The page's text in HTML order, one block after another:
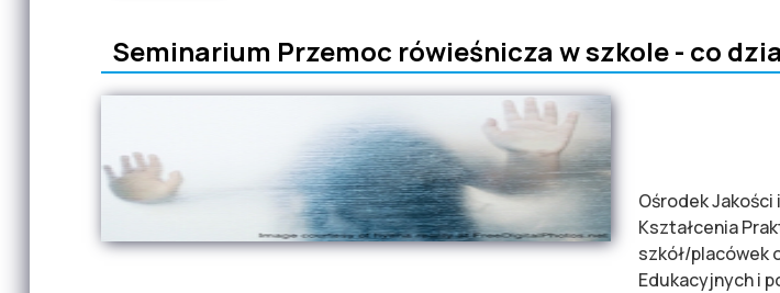
Seminarium Przemoc rówieśnicza w szkole - co
Ośrodek
Kształcenia
szkół/placówek
Edukacyjnych i